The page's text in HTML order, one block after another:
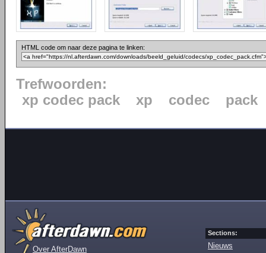
HTML code om naar deze pagina te linken:
Trefwoorden:
xp codec pack
xp codec pack
Over AfterDawn
Sections:
Nieuws